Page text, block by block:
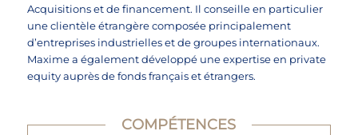
Acquisitions et de financement. Il conseille en particulier
une clientèle étrangère composée principalement
d’entreprises industrielles et de groupes internationaux.
Maxime a également développé une expertise en private
equity auprès de fonds français et étrangers.
COMPÉTENCES